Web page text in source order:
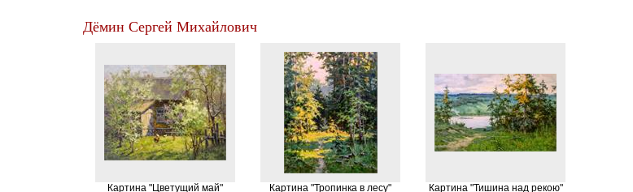
Дёмин Сергей Михайлович
Картина "Цветущий май" Картина "Тропинка в лесу" Картина "Тишина над рекою"